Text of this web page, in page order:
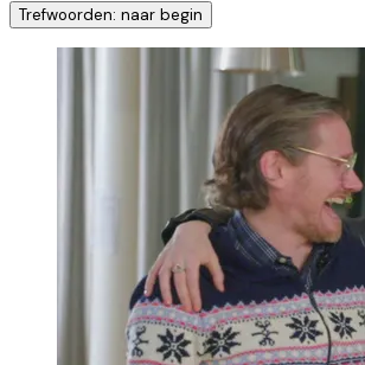
Trefwoorden: naar begin